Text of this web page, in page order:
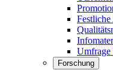
Umfrage
Forschung